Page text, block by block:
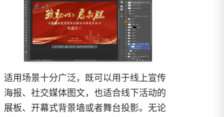
适用场景十分广泛，既可以用于线上宣传
海报、社交媒体图文，也适合线下活动的
展板、开幕式背景墙或者舞台投影。无论